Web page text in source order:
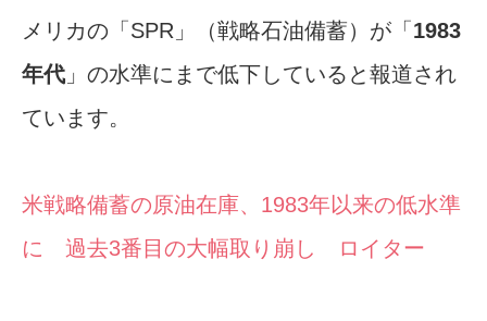
メリカの「SPR」（戦略石油備蓄）が「1983
年代 」の水準にまで低下していると報道され
ています。
米戦略備蓄の原油在庫、1983年以来の低水準
に 過去3番目の大幅取り崩し ロイター